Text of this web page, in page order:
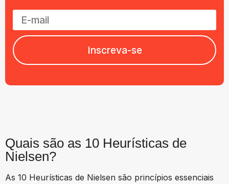
Inscreva-se
Quais são as 10 Heurísticas de
Nielsen?
As 10 Heurísticas de Nielsen são princípios essenciais